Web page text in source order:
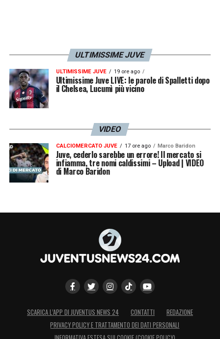
ULTIMISSIME JUVE
ULTIMISSIME JUVE 19 ore ago
Ultimissime Juve LIVE: le parole di Spalletti dopo
il Chelsea, Lucumì più vicino
VIDEO
CALCIOMERCATO JUVE 17 ore ago Marco Baridon
Juve, cederlo sarebbe un errore! Il mercato si
infiamma, tre nomi caldissimi – Upload | VIDEO
di Marco Baridon
SCARICA L’APP DI JUVENTUS NEWS 24 CONTATTI
REDAZIONE
PRIVACY POLICY E TRATTAMENTO DEI DATI PERSONALI